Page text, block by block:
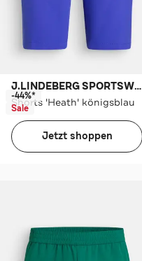
J.LINDEBERG SPORTSWEAR
Shorts 'Heath' königsblau
-44%*
Sale
Jetzt shoppen